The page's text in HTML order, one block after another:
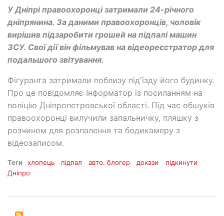
У Дніпрі правоохоронці затримали 24-річного
дніпрянина. За даними правоохоронців, чоловік
вирішив підзаробити грошей на підпалі машин
ЗСУ. Свої дії він фільмував на відеореєстратор для
подальшого звітування.
Фігуранта затримали поблизу під'їзду його будинку.
Про це повідомляє Інформатор із посиланням на
поліцію Дніпропетровської області. Під час обшуків
правоохоронці вилучили запальничку, пляшку з
розчином для розпалення та бодикамеру з
відеозаписом.
Теги хлопець підпал авто. блогер докази
підкинути
Дніпро